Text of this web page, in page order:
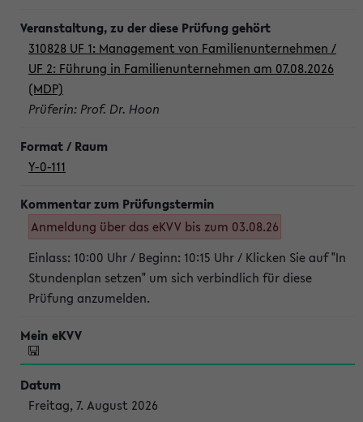
310828 UF 1: Management von Familienunternehmen /
UF 2: Führung in Familienunternehmen am 07.08.2026
(MDP)
Prüferin: Prof. Dr. Hoon
Y-0-111
Anmeldung über das eKVV bis zum 03.08.26
Einlass: 10:00 Uhr / Beginn: 10:15 Uhr / Klicken Sie auf "In
Stundenplan setzen" um sich verbindlich für diese
Prüfung anzumelden.
Freitag, 7. August 2026